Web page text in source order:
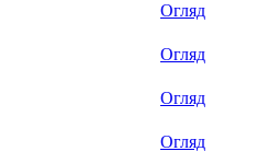
Огляд
Огляд
Огляд
Огляд